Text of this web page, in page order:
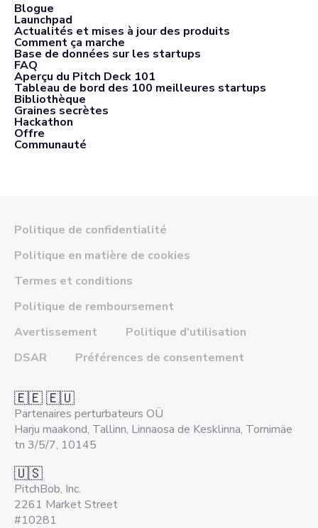
Blogue
Launchpad
Actualités et mises à jour des produits
Comment ça marche
Base de données sur les startups
FAQ
Aperçu du Pitch Deck 101
Tableau de bord des 100 meilleures startups
Bibliothèque
Graines secrètes
Hackathon
Offre
Communauté
Politique de confidentialité
Politique en matière de cookies
Termes et conditions
Politique de remboursement
Avertissement
Politique d'utilisation
DSAR
Préférences de consentement
🇪🇪 🇪🇺
Partenaires perturbateurs OÜ
Harju maakond, Tallinn, Linnaosa de Kesklinna, Tornimäe
tn 3/5/7, 10145
🇺🇸
PitchBob, Inc.
2261 Market Street
#10281